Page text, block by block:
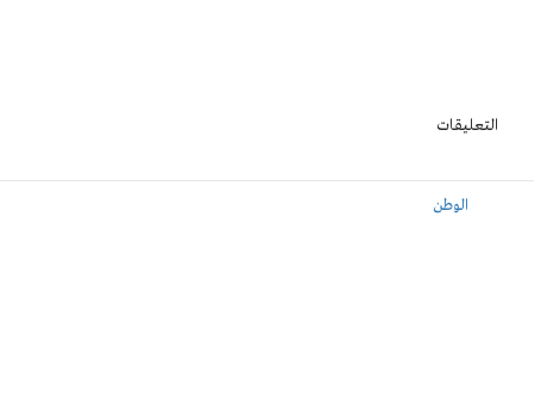
التعليقات
الوطن